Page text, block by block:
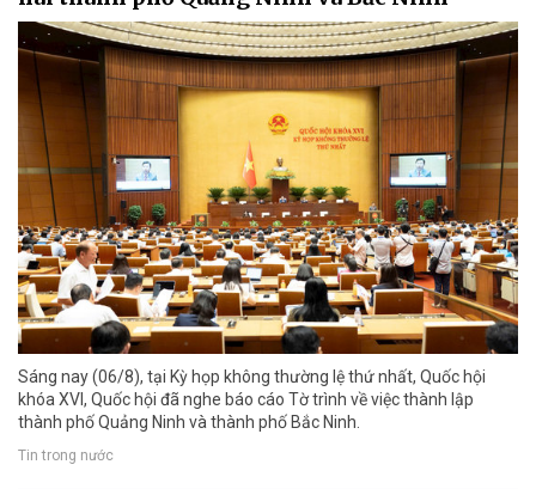
Sáng nay (06/8), tại Kỳ họp không thường lệ thứ nhất, Quốc hội
khóa XVI, Quốc hội đã nghe báo cáo Tờ trình về việc thành lập
thành phố Quảng Ninh và thành phố Bắc Ninh.
Tin trong nước